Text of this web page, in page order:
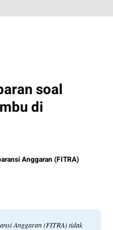
soal
di
Anggaran (FITRA)
Anggaran (FITRA) tidak